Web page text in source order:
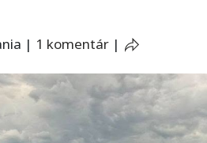
| 1 komentár |